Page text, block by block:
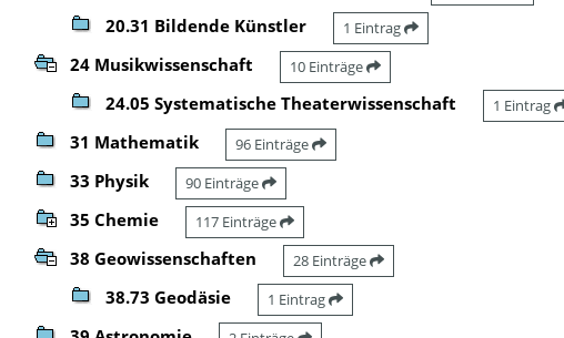
20.31 Bildende Künstler 1 Eintrag
24 Musikwissenschaft 10 Einträge
24.05 Systematische Theaterwissenschaft 1 Eintrag
31 Mathematik 96 Einträge
33 Physik 90 Einträge
35 Chemie 117 Einträge
38 Geowissenschaften 28 Einträge
38.73 Geodäsie 1 Eintrag